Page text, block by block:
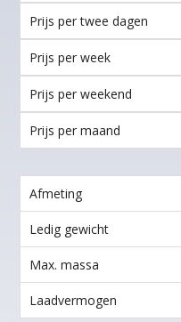
Prijs per twee dagen
Prijs per week
Prijs per weekend
Prijs per maand
Afmeting
Ledig gewicht
Max. massa
Laadvermogen